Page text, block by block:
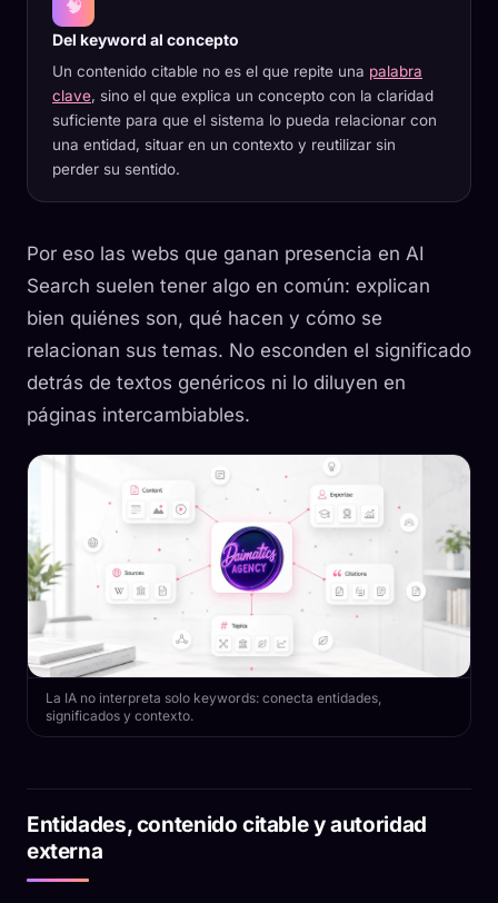
🧠
Del keyword al concepto
Un contenido citable no es el que repite una palabra
clave, sino el que explica un concepto con la claridad
suficiente para que el sistema lo pueda relacionar con
una entidad, situar en un contexto y reutilizar sin
perder su sentido.
Por eso las webs que ganan presencia en AI
Search suelen tener algo en común: explican
bien quiénes son, qué hacen y cómo se
relacionan sus temas. No esconden el significado
detrás de textos genéricos ni lo diluyen en
páginas intercambiables.
La IA no interpreta solo keywords: conecta entidades,
significados y contexto.
Entidades, contenido citable y autoridad
externa